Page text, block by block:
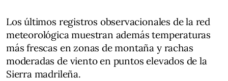
Los últimos registros observacionales de la red
meteorológica muestran además temperaturas
más frescas en zonas de montaña y rachas
moderadas de viento en puntos elevados de la
Sierra madrileña.